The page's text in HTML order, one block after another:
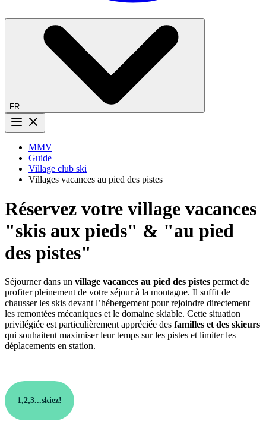
FR
Bouton menu
MMV
Guide
Village club ski
Villages vacances au pied des pistes
Réservez votre village vacances
"skis aux pieds" & "au pied
des pistes"
Séjourner dans un village vacances au pied des pistes permet de
profiter pleinement de votre séjour à la montagne. Il suffit de
chausser les skis devant l’hébergement pour rejoindre directement
les remontées mécaniques et le domaine skiable. Cette situation
privilégiée est particulièrement appréciée des familles et des skieurs
qui souhaitent maximiser leur temps sur les pistes et limiter les
déplacements en station.
1,2,3...skiez!